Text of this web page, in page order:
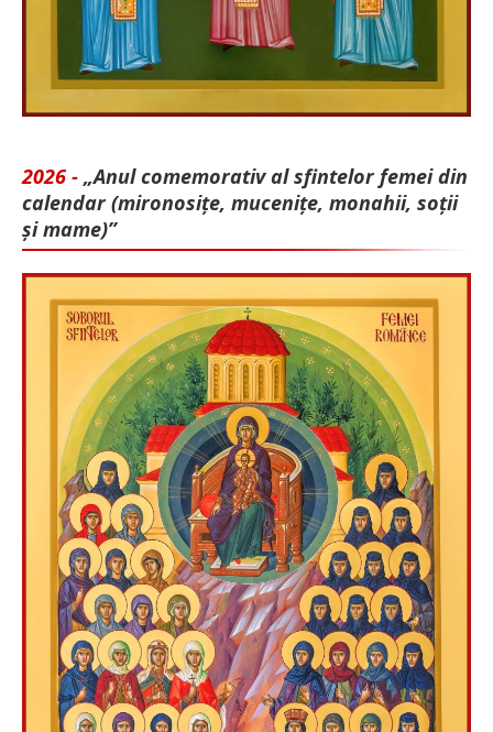
2026 - „Anul comemorativ al sfintelor femei din
calendar (mironosițe, mu­cenițe, monahii, soții
și mame)”